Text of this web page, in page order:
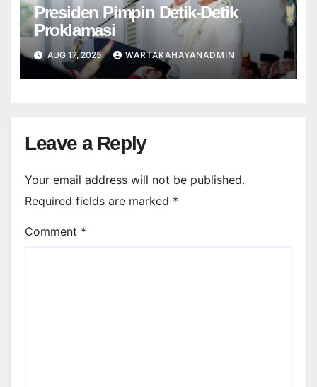
Presiden Pimpin Detik-Detik
Proklamasi
AUG 17, 2025 WARTAKAHAYANADMIN
Leave a Reply
Your email address will not be published.
Required fields are marked *
Comment *